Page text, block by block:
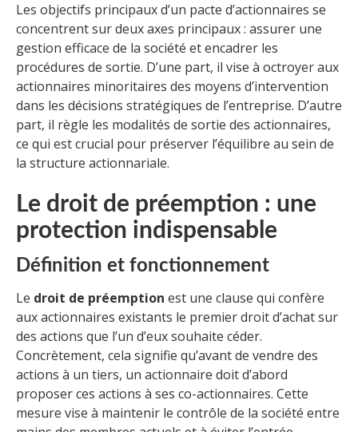
Les objectifs principaux d’un pacte d’actionnaires se
concentrent sur deux axes principaux : assurer une
gestion efficace de la société et encadrer les
procédures de sortie. D’une part, il vise à octroyer aux
actionnaires minoritaires des moyens d’intervention
dans les décisions stratégiques de l’entreprise. D’autre
part, il règle les modalités de sortie des actionnaires,
ce qui est crucial pour préserver l’équilibre au sein de
la structure actionnariale.
Le droit de préemption : une
protection indispensable
Définition et fonctionnement
Le droit de préemption est une clause qui confère
aux actionnaires existants le premier droit d’achat sur
des actions que l’un d’eux souhaite céder.
Concrètement, cela signifie qu’avant de vendre des
actions à un tiers, un actionnaire doit d’abord
proposer ces actions à ses co-actionnaires. Cette
mesure vise à maintenir le contrôle de la société entre